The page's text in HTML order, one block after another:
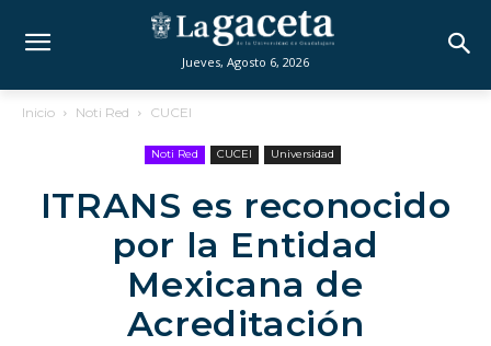
Jueves, Agosto 6, 2026
Inicio Noti Red CUCEI
Noti Red CUCEI Universidad
ITRANS es reconocido
por la Entidad
Mexicana de
Acreditación